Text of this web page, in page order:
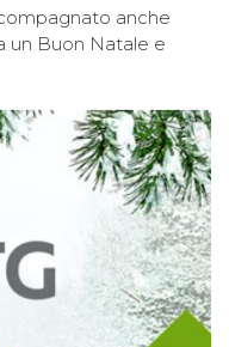
anche
un Buon Natale e